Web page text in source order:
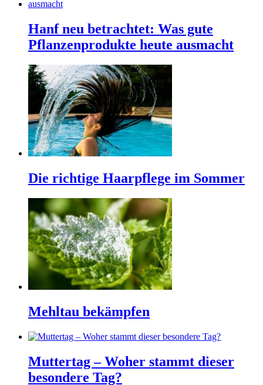
Hanf neu betrachtet: Was gute
Pflanzenprodukte heute ausmacht
Die richtige Haarpflege im Sommer
Mehltau bekämpfen
Muttertag – Woher stammt dieser
besondere Tag?